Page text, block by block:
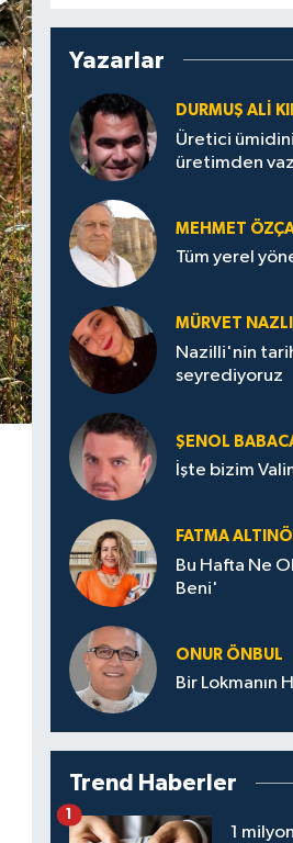
Yazarlar
DURMUŞ ALI
Üretici
üretimden
MEHMET
Tüm yerel
MÜRVET
Nazilli'nin
seyrediyoruz
ŞENOL
İşte bizim
FATMA
Bu Hafta Ne
Beni'
ONUR ÖNBUL
Bir Lokmanın
Trend Haberler
1
1